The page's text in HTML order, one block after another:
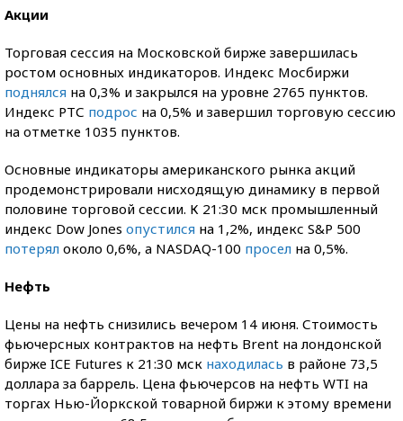
Акции
Торговая сессия на Московской бирже завершилась
ростом основных индикаторов. Индекс Мосбиржи
поднялся на 0,3% и закрылся на уровне 2765 пунктов.
Индекс РТС подрос на 0,5% и завершил торговую сессию
на отметке 1035 пунктов.
Основные индикаторы американского рынка акций
продемонстрировали нисходящую динамику в первой
половине торговой сессии. К 21:30 мск промышленный
индекс Dow Jones опустился на 1,2%, индекс S&P 500
потерял около 0,6%, а NASDAQ-100 просел на 0,5%.
Нефть
Цены на нефть снизились вечером 14 июня. Стоимость
фьючерсных контрактов на нефть Brent на лондонской
бирже ICE Futures к 21:30 мск находилась в районе 73,5
доллара за баррель. Цена фьючерсов на нефть WTI на
торгах Нью-Йоркской товарной биржи к этому времени